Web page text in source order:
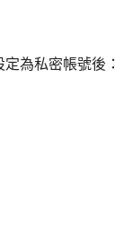
定為私密帳號後：